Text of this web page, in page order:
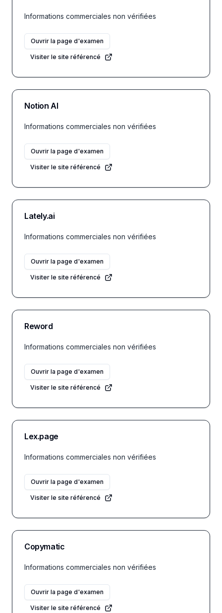
Informations commerciales non vérifiées
Ouvrir la page d'examen
Visiter le site référencé
Notion AI
Informations commerciales non vérifiées
Ouvrir la page d'examen
Visiter le site référencé
Lately.ai
Informations commerciales non vérifiées
Ouvrir la page d'examen
Visiter le site référencé
Reword
Informations commerciales non vérifiées
Ouvrir la page d'examen
Visiter le site référencé
Lex.page
Informations commerciales non vérifiées
Ouvrir la page d'examen
Visiter le site référencé
Copymatic
Informations commerciales non vérifiées
Ouvrir la page d'examen
Visiter le site référencé